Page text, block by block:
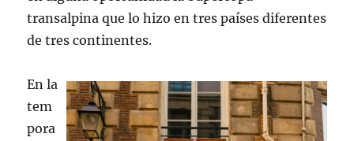
transalpina que lo hizo en tres países diferentes
de tres continentes.
En la
tem
pora